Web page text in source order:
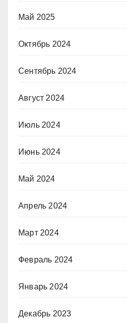
Май 2025
Октябрь 2024
Сентябрь 2024
Август 2024
Июль 2024
Июнь 2024
Май 2024
Апрель 2024
Март 2024
Февраль 2024
Январь 2024
Декабрь 2023